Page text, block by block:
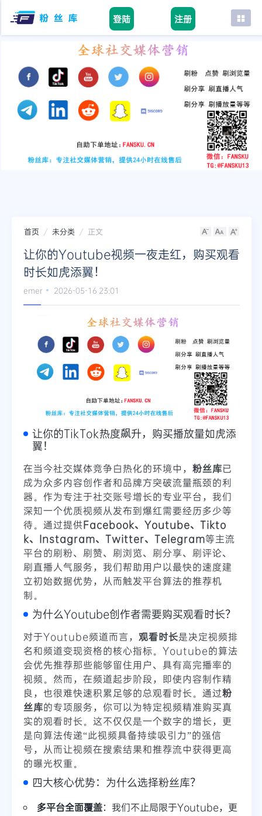
登陆 注册
首页
tiktok
youtube
instagram
首页 未分类 正文
让你的Youtube视频一夜走红，购买观看
时长如虎添翼！
emer 2026-05-16 23:01
让你的TikTok热度飙升，购买播放量如虎添
翼！
在当今社交媒体竞争白热化的环境中， 粉丝库已
成为众多内容创作者和品牌方突破流量瓶颈的利
器。作为专注于社交账号增长的专业平台，我们
深知一个优质视频从发布到爆红需要经历多少等
待。通过提供Facebook、Youtube、Tikto
k、Instagram、Twitter、Telegram等主流
平台的刷粉、刷赞、刷浏览、刷分享、刷评论、
刷直播人气服务，我们帮助用户以最快的速度建
立初始数据优势，从而触发平台算法的推荐机
制。
为什么Youtube创作者需要购买观看时长？
对于Youtube频道而言， 观看时长是决定视频排
名和频道变现资格的核心指标。Youtube的算法
会优先推荐那些能够留住用户、具有高完播率的
视频。然而，在频道起步阶段，即使内容制作精
良，也很难快速积累足够的总观看时长。通过粉
丝库的专项服务，你可以为特定视频精准购买真
实的观看时长。这不仅仅是一个数字的增长，更
是向算法传递“此视频具备持续吸引力”的强信
号，从而让视频在搜索结果和推荐流中获得更高
的曝光权重。
四大核心优势：为什么选择粉丝库？
多平台全面覆盖：我们不止局限于Youtube，更